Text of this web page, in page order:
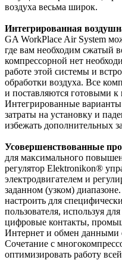
воздуха весьма широк.
Интегрированная
GA WorkPlace Air System
где вам необходим сжатый
компрессорной нет
работе этой системы и
обработки воздуха. Все
и поставляются готовыми
Интегрированные варианты
затраты на установку и
избежать дополнительных
Усовершенствованные
для максимального
регулятор Elektronikon®
электродвигателем и
заданном (узком)
настроить для
пользователя, используя
цифровые контакты,
Интернет и обмен данными
Сочетание с
оптимизировать работу